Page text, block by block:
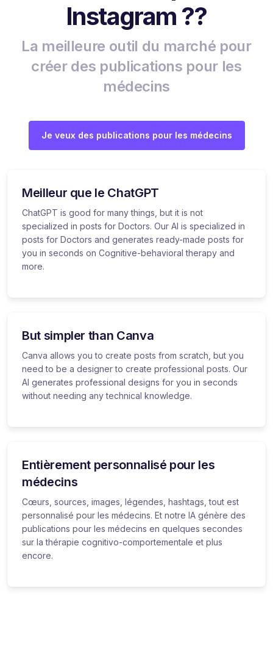
Instagram ??
La meilleure outil du marché pour
créer des publications pour les
médecins
Je veux des publications pour les médecins
Meilleur que le ChatGPT
ChatGPT is good for many things, but it is not
specialized in posts for Doctors. Our AI is specialized in
posts for Doctors and generates ready-made posts for
you in seconds on Cognitive-behavioral therapy and
more.
But simpler than Canva
Canva allows you to create posts from scratch, but you
need to be a designer to create professional posts. Our
AI generates professional designs for you in seconds
without needing any technical knowledge.
Entièrement personnalisé pour les
médecins
Cœurs, sources, images, légendes, hashtags, tout est
personnalisé pour les médecins. Et notre IA génère des
publications pour les médecins en quelques secondes
sur la thérapie cognitivo-comportementale et plus
encore.